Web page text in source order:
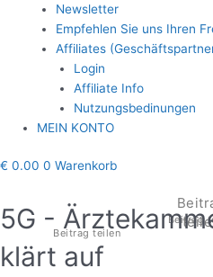
Newsletter
Empfehlen Sie uns Ihren
Affiliates
Login
Affiliate Info
Nutzungsbedinungen
MEIN KONTO
€ 0.00 0 Warenkorb
Beitrag teilen
Beitrag
5G -
klärt auf